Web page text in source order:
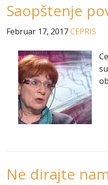
Saopštenje
Februar 17, 2017 CEPRIS
Ne dirajte